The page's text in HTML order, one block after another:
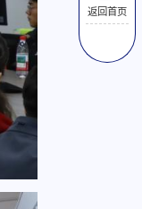
返回首页